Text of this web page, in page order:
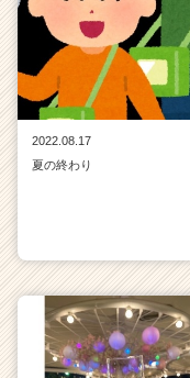
2022.08.17
夏の終わり